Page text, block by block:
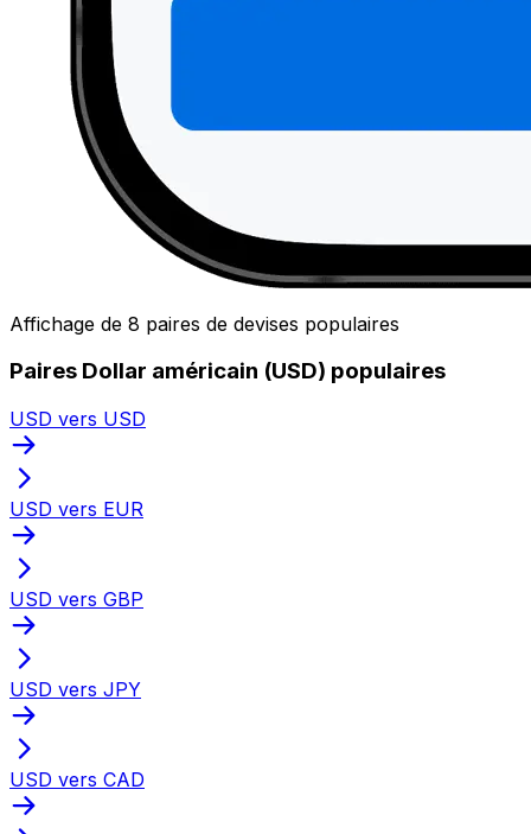
Affichage de 8 paires de devises populaires
Paires Dollar américain (USD) populaires
USD vers USD
USD vers EUR
USD vers GBP
USD vers JPY
USD vers CAD